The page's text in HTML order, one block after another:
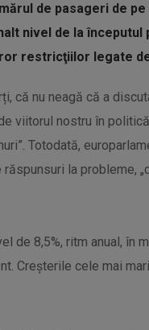
de pasageri de
nivel de la
restricţiilor legate
că nu neagă că a
viitorul nostru în
Totodată,
la probleme,
de 8,5%, ritm anual, în
Creșterile cele mai